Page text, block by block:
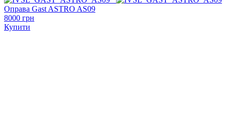
Оправа Gast ASTRO AS09
8000 грн
Купити